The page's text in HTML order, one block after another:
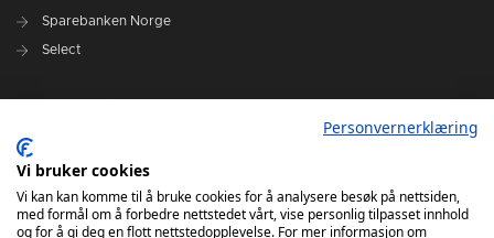
Sparebanken Norge
Select
Spillerstall
Administrasjon
Styret
Personvernerklæring
Vi bruker cookies
Vi kan kan komme til å bruke cookies for å analysere besøk på nettsiden,
med formål om å forbedre nettstedet vårt, vise personlig tilpasset innhold
og for å gi deg en flott nettstedopplevelse. For mer informasjon om